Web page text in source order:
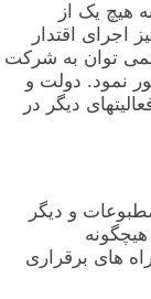
هیچ‏ یک‏ از
اجرای‏ اقتدار
توان‏ به‏ شرکت‏
نمود. دولت‏ و
دیگر در
و دیگر
های‏ برقراری‏